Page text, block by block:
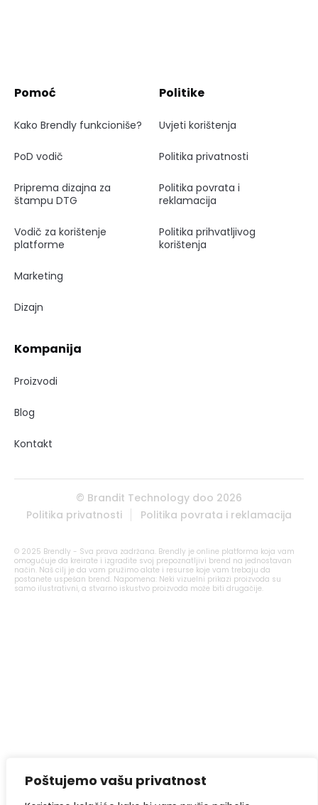
Poštujemo vašu privatnost
Pomoć
Kako Brendly funkcioniše?
PoD vodič
Priprema dizajna za
štampu DTG
Vodič za korištenje
platforme
Marketing
Dizajn
Politike
Uvjeti korištenja
Politika privatnosti
Politika povrata i
reklamacija
Politika prihvatljivog
korištenja
Kompanija
Proizvodi
Blog
Kontakt
© Brandit Technology doo 2026
Politika privatnosti
Politika povrata i reklamacija
© 2025 Brendly - Sva prava zadržana. Brendly je online platforma koja vam
omogućuje da kreirate i izgradite svoj prepoznatljivi brend na jednostavan
način. Naš cilj je da vam pružimo alate i resurse koje vam trebaju da
postanete uspešan brend. Napomena: Neki vizuelni prikazi proizvoda su
samo ilustrativni, a stvarno iskustvo proizvoda može biti drugačije.